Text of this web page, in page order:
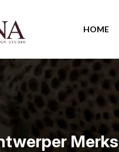
HOME